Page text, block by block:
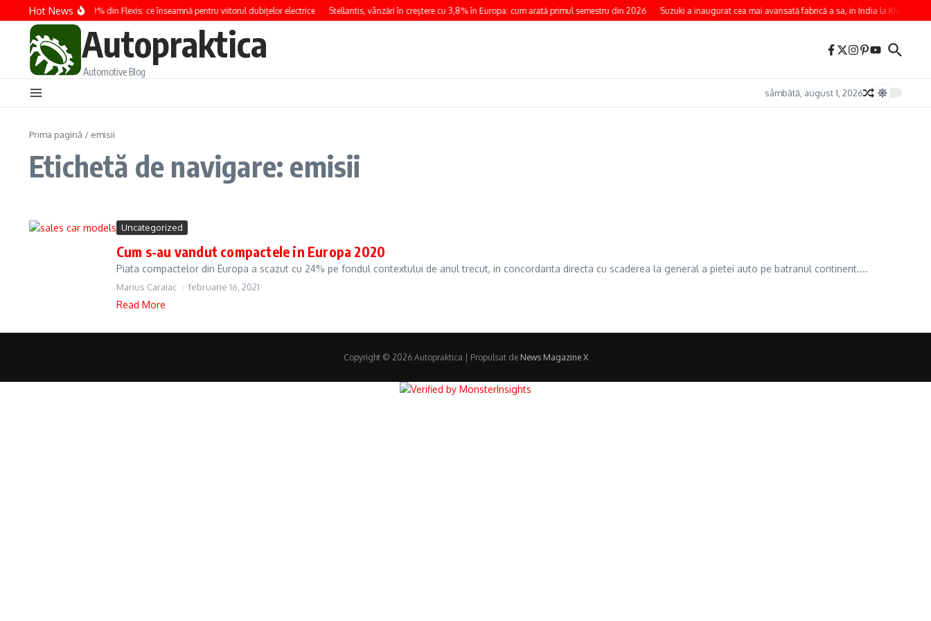
Sari la conținut
Hot News
Renault preia 100% din Flexis: ce înseamnă pentru viitorul dubițelor electrice Stellantis, vânzări în creștere cu 3,8% în Europa: cum arată primul semestru din 2026 Suzuki a inaugurat cea mai avansată fabrică a sa, in India la Kharkhoda
Autopraktica
Automotive Blog
sâmbătă, august 1, 2026
Prima pagină / emisii
Etichetă de navigare: emisii
Uncategorized
Cum s-au vandut compactele in Europa 2020
Piata compactelor din Europa a scazut cu 24% pe fondul contextului de anul trecut, in concordanta directa cu scaderea la general a pietei auto pe batranul continent....
Marius Caraiac februarie 16, 2021
Read More
Copyright © 2026 Autopraktica | Propulsat de News Magazine X